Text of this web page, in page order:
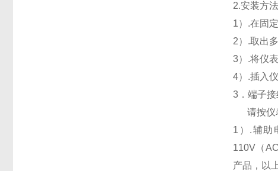
2.安装方法
1）.在固
2）.取出
3）.将仪
4）.插入
3 ．端子接
请按仪
1 ） .辅助
110V （
产品，以